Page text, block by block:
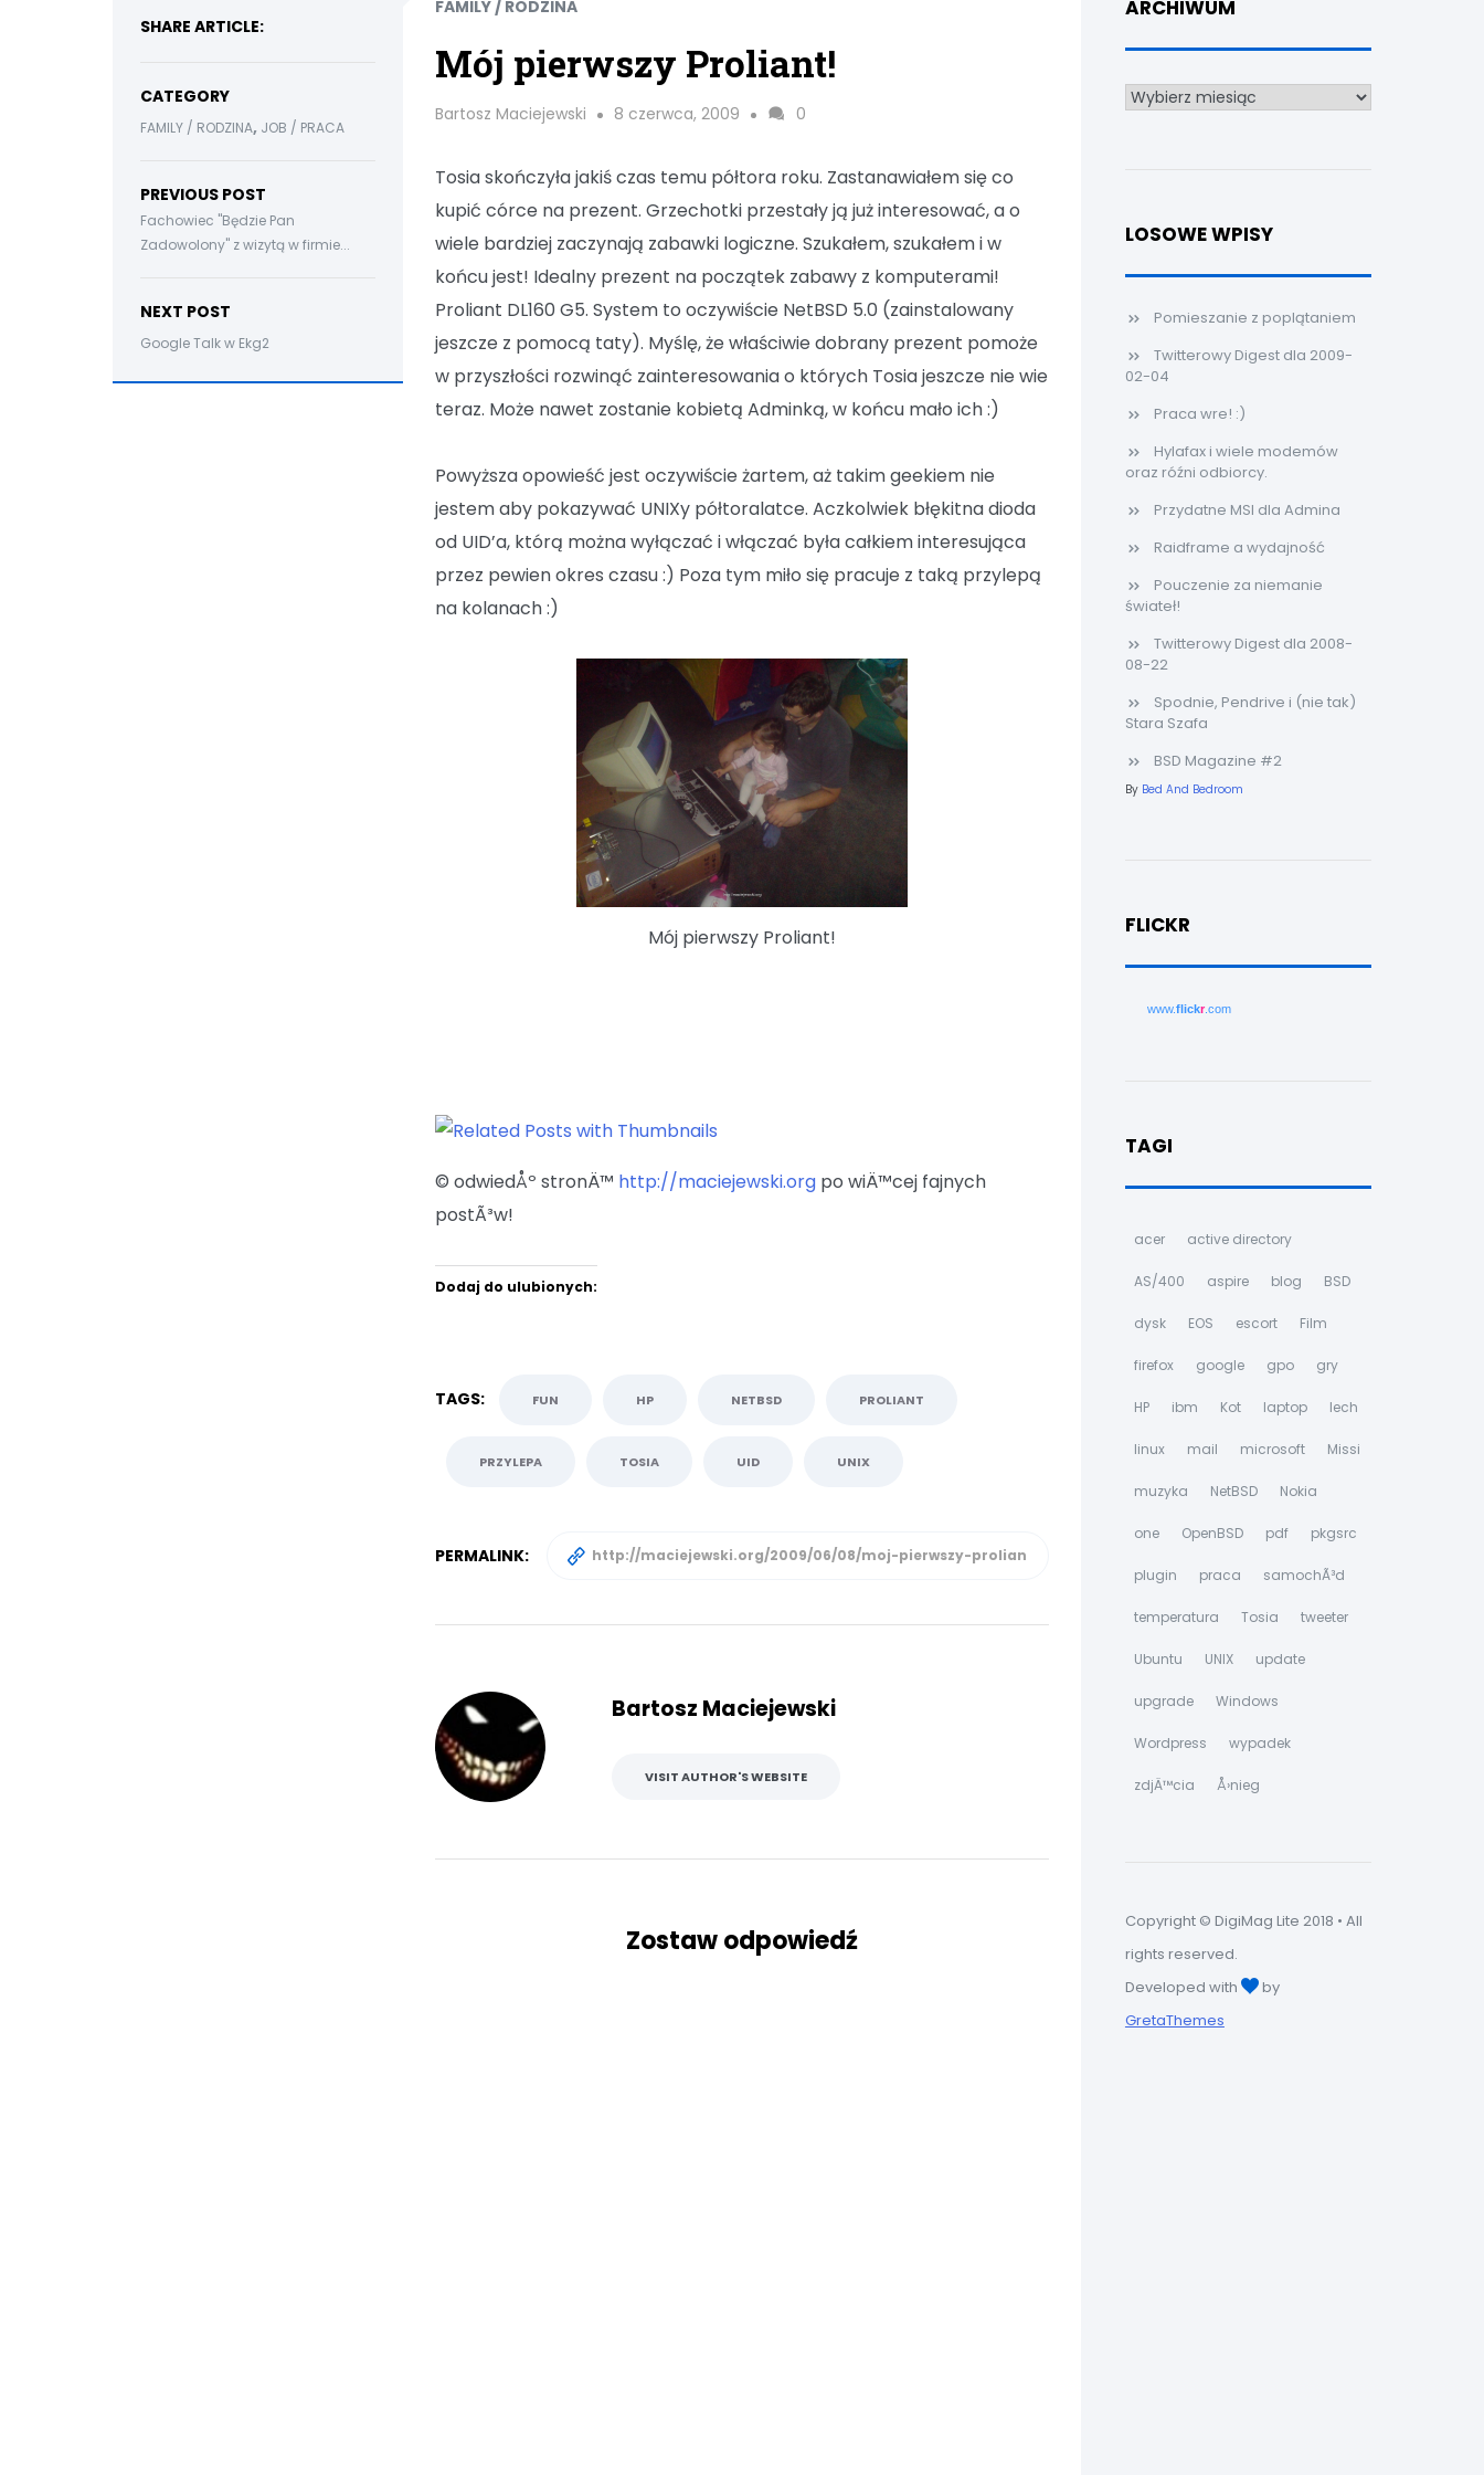
SHARE ARTICLE:
CATEGORY
FAMILY / RODZINA, JOB / PRACA
PREVIOUS POST
Fachowiec "Będzie Pan
Zadowolony" z wizytą w firmie...
NEXT POST
Google Talk w Ekg2
FAMILY / RODZINA
Mój pierwszy Proliant!
Bartosz Maciejewski 8 czerwca, 2009 0
Tosia skończyła jakiś czas temu półtora roku. Zastanawiałem się co
kupić córce na prezent. Grzechotki przestały ją już interesować, a o
wiele bardziej zaczynają zabawki logiczne. Szukałem, szukałem i w
końcu jest! Idealny prezent na początek zabawy z komputerami!
Proliant DL160 G5. System to oczywiście NetBSD 5.0 (zainstalowany
jeszcze z pomocą taty). Myślę, że właściwie dobrany prezent pomoże
w przyszłości rozwinąć zainteresowania o których Tosia jeszcze nie wie
teraz. Może nawet zostanie kobietą Adminką, w końcu mało ich :)
Powyższa opowieść jest oczywiście żartem, aż takim geekiem nie
jestem aby pokazywać UNIXy półtoralatce. Aczkolwiek błękitna dioda
od UID’a, którą można wyłączać i włączać była całkiem interesująca
przez pewien okres czasu :) Poza tym miło się pracuje z taką przylepą
na kolanach :)
Mój pierwszy Proliant!
© odwiedÅº stronÄ™ http://maciejewski.org po wiÄ™cej fajnych
postÃ³w!
Dodaj do ulubionych:
TAGS: FUN HP NETBSD PROLIANT
PRZYLEPA TOSIA UID UNIX
PERMALINK:
Bartosz Maciejewski
VISIT AUTHOR'S WEBSITE
Zostaw odpowiedź
ARCHIWUM
Archiwum
LOSOWE WPISY
Pomieszanie z poplątaniem
Twitterowy Digest dla 2009-
02-04
Praca wre! :)
Hylafax i wiele modemów
oraz róźni odbiorcy.
Przydatne MSI dla Admina
Raidframe a wydajność
Pouczenie za niemanie
świateł!
Twitterowy Digest dla 2008-
08-22
Spodnie, Pendrive i (nie tak)
Stara Szafa
BSD Magazine #2
By Bed And Bedroom
FLICKR
www.flickr .com
TAGI
acer active directory
AS/400 aspire blog BSD
dysk EOS escort Film
firefox google gpo gry
HP ibm Kot laptop lech
linux mail microsoft Missi
muzyka NetBSD Nokia
one OpenBSD pdf pkgsrc
plugin praca samochÃ³d
temperatura Tosia tweeter
Ubuntu UNIX update
upgrade Windows
Wordpress wypadek
zdjÄ™cia Å›nieg
Copyright © DigiMag Lite 2018 • All
rights reserved.
Developed with
by
GretaThemes